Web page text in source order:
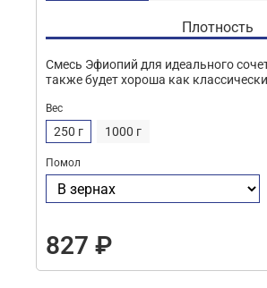
Плотность
Смесь Эфиопий для идеального
также будет хороша как
Вес
250 г 1000 г
Помол
827 ₽